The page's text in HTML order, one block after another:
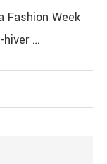
Fashion Week
…